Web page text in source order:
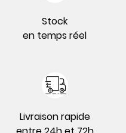
Stock
en temps réel
Livraison rapide